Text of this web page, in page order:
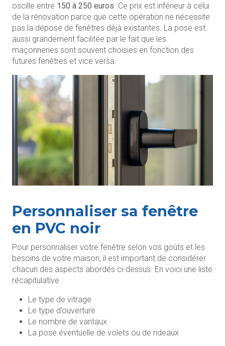
oscille entre 150 à 250 euros . Ce prix est inférieur à celui
de la rénovation parce que cette opération ne nécessite
pas la dépose de fenêtres déjà existantes. La pose est
aussi grandement facilitée par le fait que les
maçonneries sont souvent choisies en fonction des
futures fenêtres et vice versa.
Personnaliser sa fenêtre
en PVC noir
Pour personnaliser votre fenêtre selon vos goûts et les
besoins de votre maison, il est important de considérer
chacun des aspects abordés ci-dessus. En voici une liste
récapitulative :
Le type de vitrage
Le type d’ouverture
Le nombre de vantaux
La pose éventuelle de volets ou de rideaux